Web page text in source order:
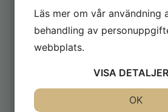
Läs mer om vår användning
behandling av
webbplats.
VISA DETALJER
OK